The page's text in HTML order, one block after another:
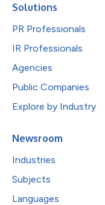
Solutions
PR Professionals
IR Professionals
Agencies
Public Companies
Explore by Industry
Newsroom
Industries
Subjects
Languages